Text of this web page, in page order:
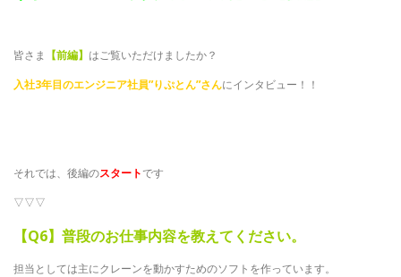
皆さま 【前編】 はご覧いただけましたか？
入社3年目のエンジニア社員”りぷとん”さんにインタビュー！！
それでは、後編のスタートです
▽▽▽
【Q6】普段のお仕事内容を教えてください。
担当としては主にクレーンを動かすためのソフトを作っています。